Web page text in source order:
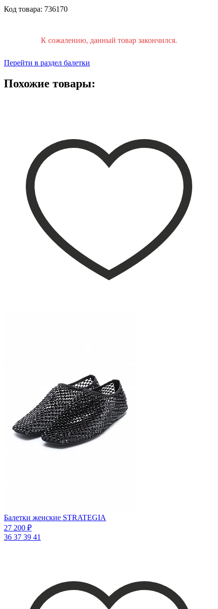
Код товара: 736170
К сожалению, данный товар закончился.
Перейти в раздел балетки
Похожие товары:
Балетки женские STRATEGIA
27 200 ₽
36 37 39 41